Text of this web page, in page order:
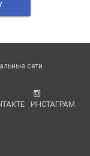
сети
ИНСТАГРАМ